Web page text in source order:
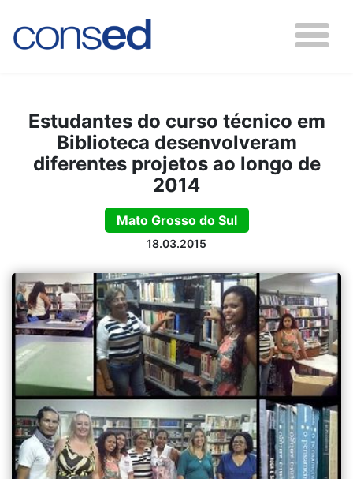
Estudantes do curso técnico em
Biblioteca desenvolveram
diferentes projetos ao longo de
2014
Mato Grosso do Sul
18.03.2015